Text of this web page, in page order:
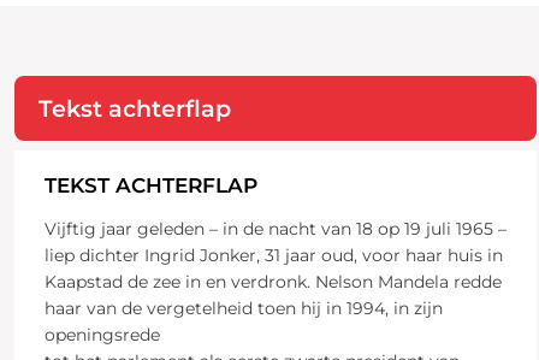
Tekst achterflap
TEKST ACHTERFLAP
Vijftig jaar geleden – in de nacht van 18 op 19 juli 1965 –
liep dichter Ingrid Jonker, 31 jaar oud, voor haar huis in
Kaapstad de zee in en verdronk. Nelson Mandela redde
haar van de vergetelheid toen hij in 1994, in zijn
openingsrede